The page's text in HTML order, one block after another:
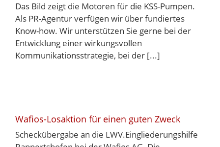
Das Bild zeigt die Motoren für die KSS-Pumpen.
Als PR-Agentur verfügen wir über fundiertes
Know-how. Wir unterstützen Sie gerne bei der
Entwicklung einer wirkungsvollen
Kommunikationsstrategie, bei der [...]
Wafios-Losaktion für einen guten Zweck
Scheckübergabe an die LWV.Eingliederungshilfe